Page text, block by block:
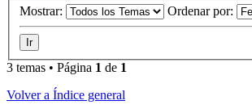
Mostrar:
Ordenar por:
3 temas • Página 1 de 1
Volver a Índice general